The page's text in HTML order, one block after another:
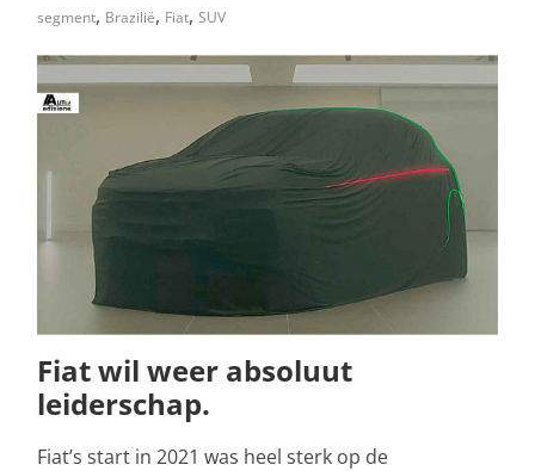
lifestylesegment, Brazilië, Fiat, SUV
Fiat wil weer absoluut
leiderschap.
Fiat’s start in 2021 was heel sterk op de